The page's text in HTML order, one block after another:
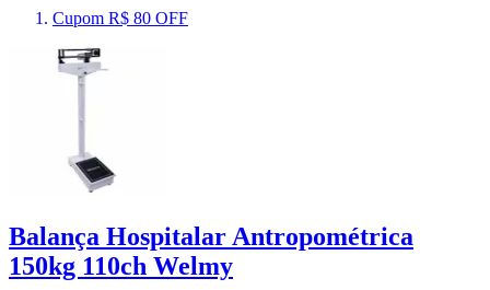
Cupom R$ 80 OFF
Balança Hospitalar Antropométrica
150kg 110ch Welmy